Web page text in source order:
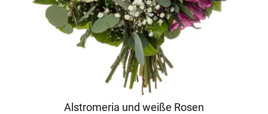
Alstromeria und weiße Rosen